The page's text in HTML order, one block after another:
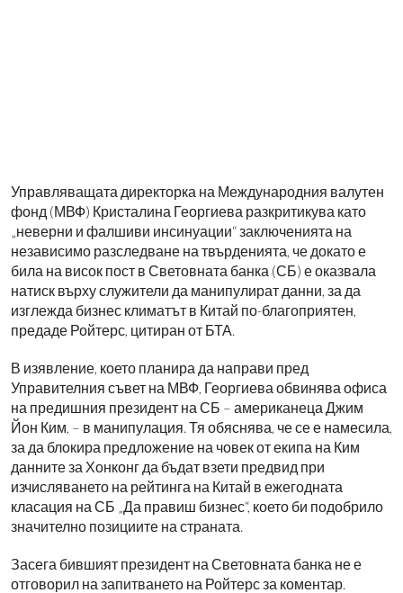
Управляващата директорка на Международния валутен
фонд (МВФ) Кристалина Георгиева разкритикува като
„неверни и фалшиви инсинуации“ заключенията на
независимо разследване на твърденията, че докато е
била на висок пост в Световната банка (СБ) е оказвала
натиск върху служители да манипулират данни, за да
изглежда бизнес климатът в Китай по-благоприятен,
предаде Ройтерс, цитиран от БТА.
В изявление, което планира да направи пред
Управителния съвет на МВФ, Георгиева обвинява офиса
на предишния президент на СБ – американеца Джим
Йон Ким, – в манипулация. Тя обяснява, че се е намесила,
за да блокира предложение на човек от екипа на Ким
данните за Хонконг да бъдат взети предвид при
изчисляването на рейтинга на Китай в ежегодната
класация на СБ „Да правиш бизнес“, което би подобрило
значително позициите на страната.
Засега бившият президент на Световната банка не е
отговорил на запитването на Ройтерс за коментар.